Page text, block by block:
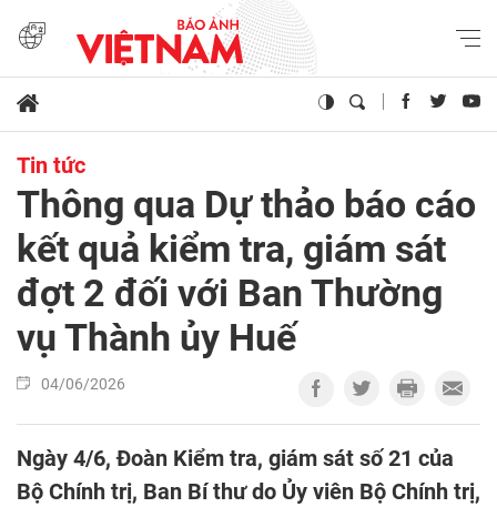
Tin tức
Thông qua Dự thảo báo cáo
kết quả kiểm tra, giám sát
đợt 2 đối với Ban Thường
vụ Thành ủy Huế
04/06/2026
Ngày 4/6, Đoàn Kiểm tra, giám sát số 21 của
Bộ Chính trị, Ban Bí thư do Ủy viên Bộ Chính trị,